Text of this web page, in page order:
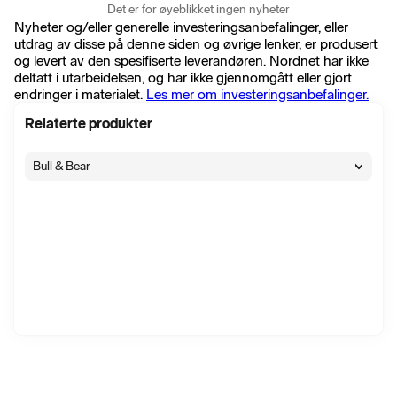
Det er for øyeblikket ingen nyheter
Nyheter og/eller generelle investeringsanbefalinger, eller
utdrag av disse på denne siden og øvrige lenker, er produsert
og levert av den spesifiserte leverandøren. Nordnet har ikke
deltatt i utarbeidelsen, og har ikke gjennomgått eller gjort
endringer i materialet. Les mer om investeringsanbefalinger.
Relaterte produkter
Bull & Bear